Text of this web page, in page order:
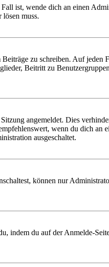
ist, wende dich an einen
muss.
zu schreiben. Auf jeden
Beitritt zu
angemeldet. Dies
wenn du dich an
ausgeschaltet.
können nur
indem du auf der Anmelde-